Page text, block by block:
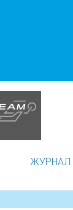
ЖУРНАЛ